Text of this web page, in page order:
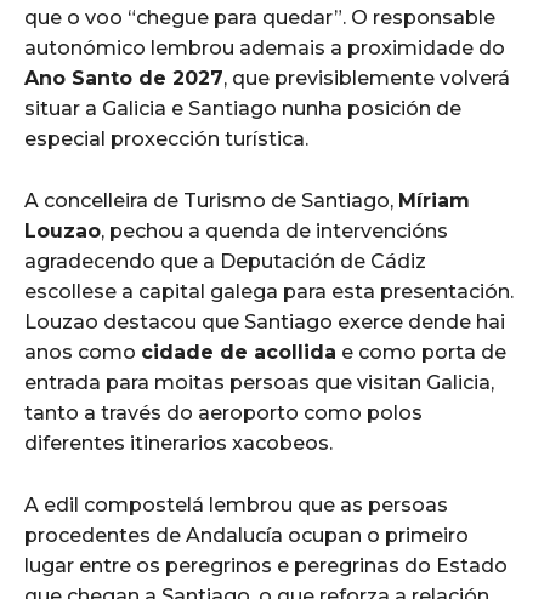
que o voo “chegue para quedar”. O responsable
autonómico lembrou ademais a proximidade do
Ano Santo de 2027, que previsiblemente volverá
situar a Galicia e Santiago nunha posición de
especial proxección turística.
A concelleira de Turismo de Santiago, Míriam
Louzao, pechou a quenda de intervencións
agradecendo que a Deputación de Cádiz
escollese a capital galega para esta presentación.
Louzao destacou que Santiago exerce dende hai
anos como cidade de acollida e como porta de
entrada para moitas persoas que visitan Galicia,
tanto a través do aeroporto como polos
diferentes itinerarios xacobeos.
A edil compostelá lembrou que as persoas
procedentes de Andalucía ocupan o primeiro
lugar entre os peregrinos e peregrinas do Estado